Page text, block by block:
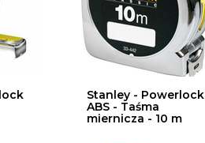
Stanley - Powerlock
ABS - Taśma
miernicza - 10 m